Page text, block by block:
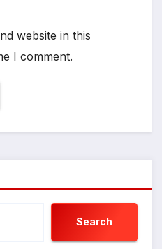
website in this
I comment.
Search